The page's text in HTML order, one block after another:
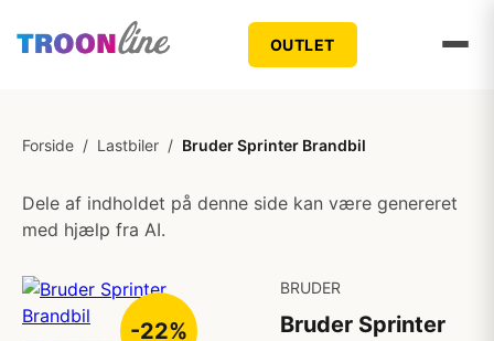
OUTLET
Forside / Lastbiler / Bruder Sprinter Brandbil
Dele af indholdet på denne side kan være genereret
med hjælp fra AI.
-22%
BRUDER
Bruder Sprinter